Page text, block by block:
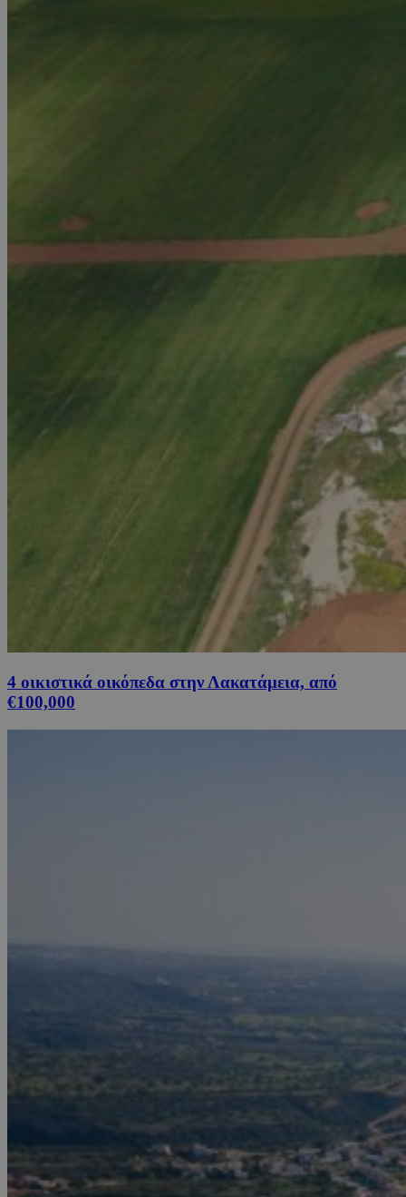
4 οικιστικά οικόπεδα στην Λακατάμεια, από
€100,000